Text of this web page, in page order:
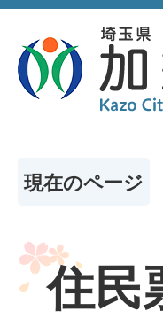
現在のページ
住民